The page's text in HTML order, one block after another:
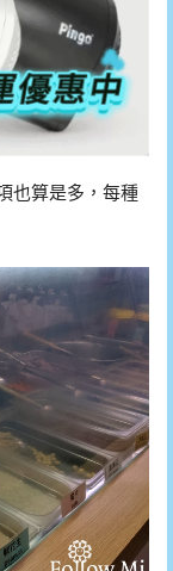
也算是多，每種